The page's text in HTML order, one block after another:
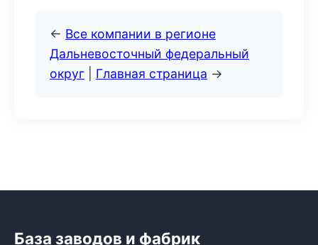
← Все компании в регионе
Дальневосточный федеральный
округ
Главная страница →
База заводов и фабрик